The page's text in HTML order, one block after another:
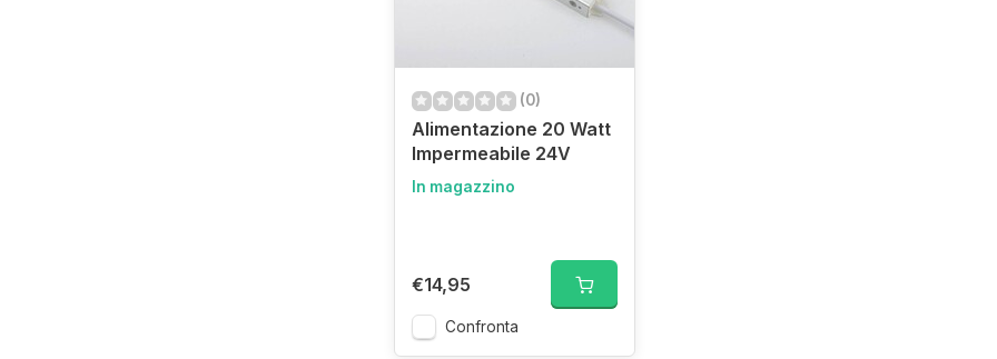
(0)
Alimentazione 20 Watt
Impermeabile 24V
In magazzino
€14,95
Confronta